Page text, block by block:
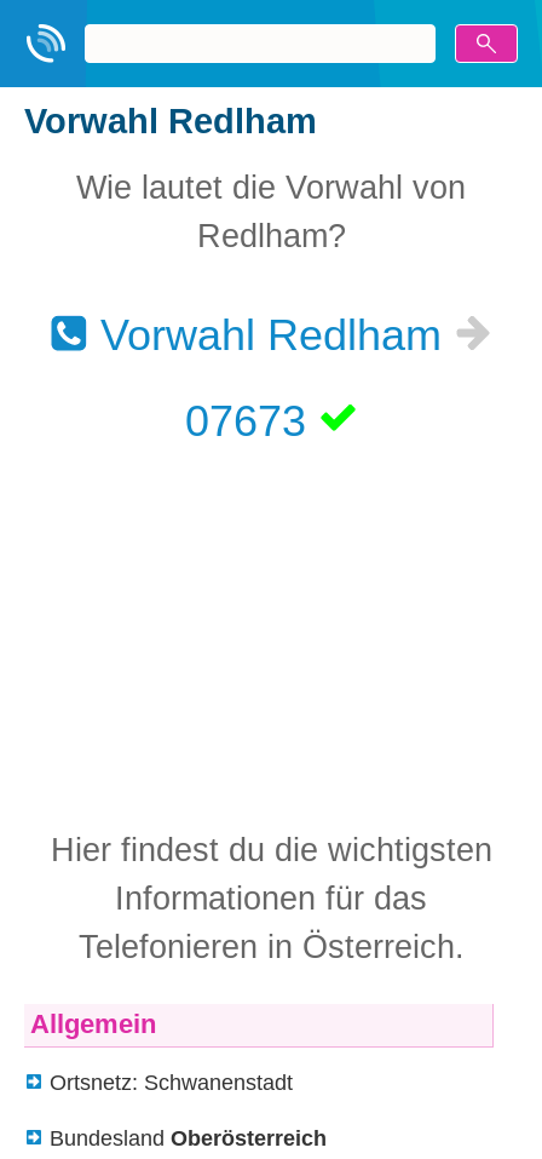
Vorwahl Redlham
Wie lautet die Vorwahl von
Redlham?
Vorwahl Redlham
07673
Hier findest du die wichtigsten
Informationen für das
Telefonieren in Österreich.
Allgemein
Ortsnetz: Schwanenstadt
Bundesland Oberösterreich